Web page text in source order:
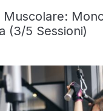
Muscolare:
(3/5 Sessioni)